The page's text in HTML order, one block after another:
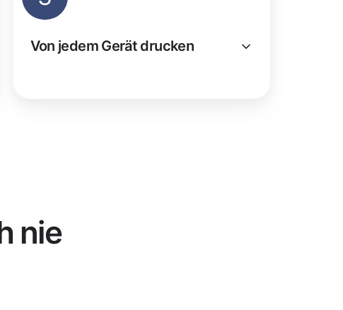
Von jedem Gerät drucken
nie